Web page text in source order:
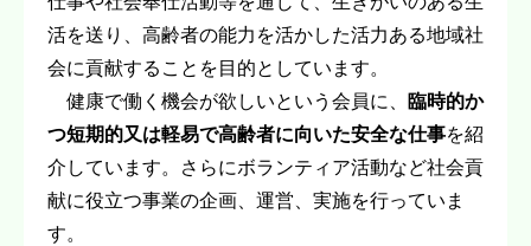
活を送り、高齢者の能力を活かした活力ある地域社
会に貢献することを目的としています。
健康で働く機会が欲しいという会員に、
臨時的か
つ短期的又は軽易で高齢者に向いた安全な仕事を紹
介しています。さらにボランティア活動など社会貢
献に役立つ事業の企画、運営、実施を行っていま
す。